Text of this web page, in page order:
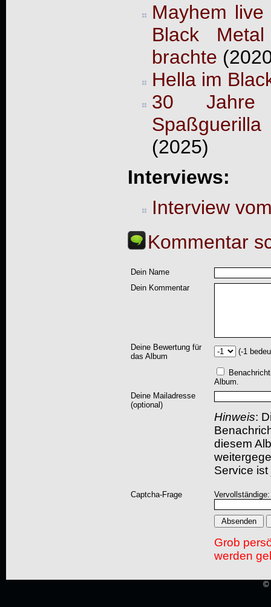
Mayhem
Black
brachte
Hella im
30
(2025)
Interviews:
Interview
Kommentar
Dein Name
Dein Kommentar
Deine Bewertung für
das Album
(-1
Album.
Deine Mailadresse
(optional)
Hinweis:
diesem
Service
Captcha-Frage
Grob
werden
©